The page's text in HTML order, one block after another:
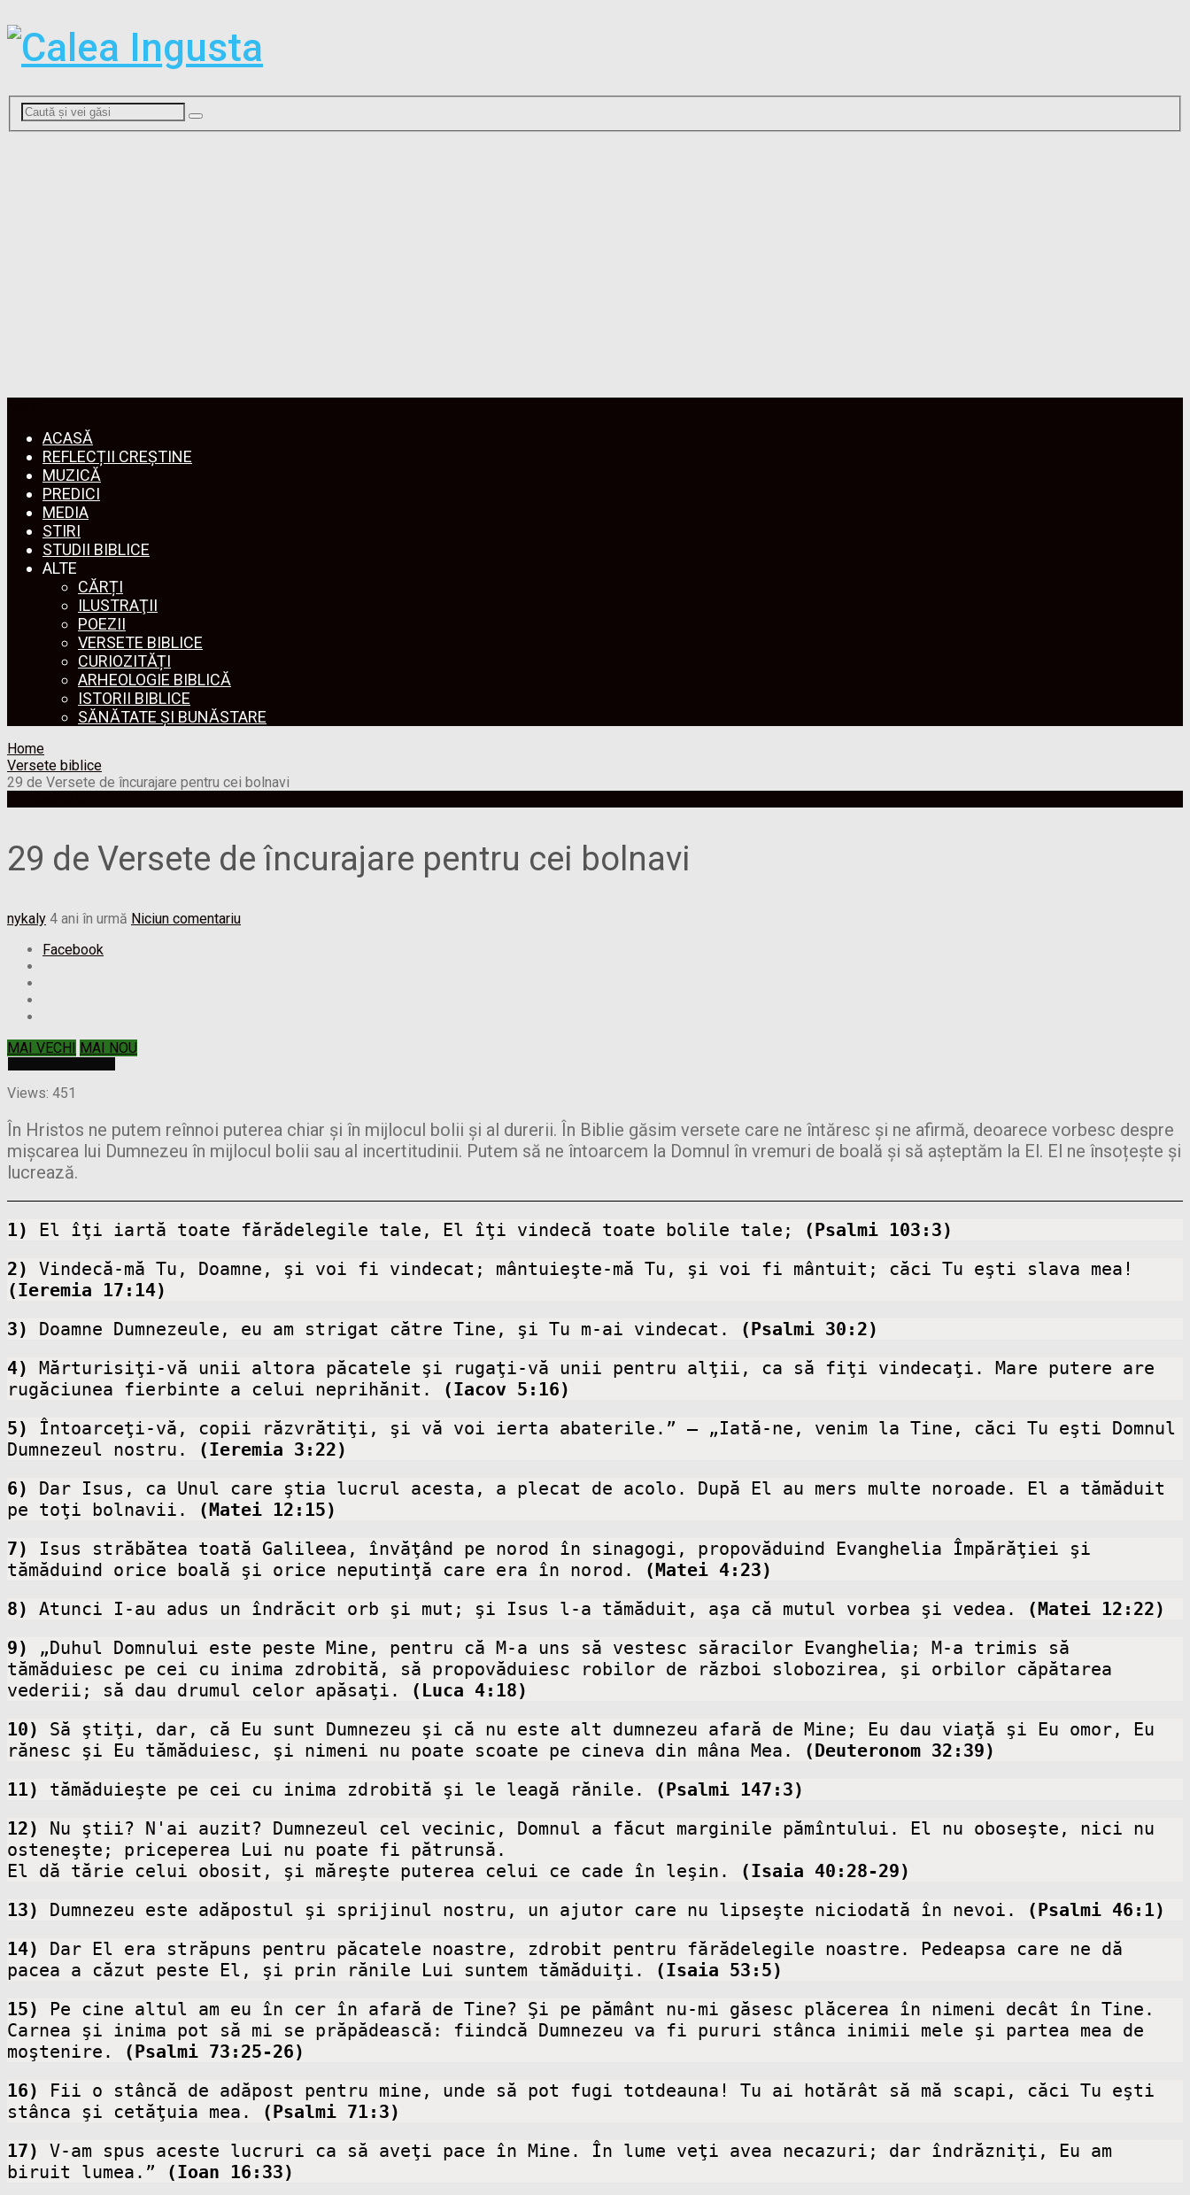
ACASĂ
REFLECȚII CREȘTINE
MUZICĂ
PREDICI
MEDIA
STIRI
STUDII BIBLICE
ALTE
CĂRȚI
ILUSTRAŢII
POEZII
VERSETE BIBLICE
CURIOZITĂȚI
ARHEOLOGIE BIBLICĂ
ISTORII BIBLICE
SĂNĂTATE ȘI BUNĂSTARE
Home
Versete biblice
29 de Versete de încurajare pentru cei bolnavi
29 de Versete de încurajare pentru cei bolnavi
nykaly 4 ani în urmă Niciun comentariu
Facebook
MAI VECHI MAI NOU
Views: 451
În Hristos ne putem reînnoi puterea chiar și în mijlocul bolii și al durerii. În Biblie găsim versete care ne întăresc și ne afirmă, deoarece vorbesc despre
mișcarea lui Dumnezeu în mijlocul bolii sau al incertitudinii. Putem să ne întoarcem la Domnul în vremuri de boală și să așteptăm la El. El ne însoțește și
lucrează.
1) El îţi iartă toate fărădelegile tale, El îţi vindecă toate bolile tale;
(Psalmi 103:3)
2)
(Ieremia 17:14)
3)
Doamne Dumnezeule, eu am strigat către Tine, şi Tu m-ai vindecat.
(Psalmi 30:2)
4)
Mărturisiţi-vă unii altora păcatele şi rugaţi-vă unii pentru alţii, ca să fiţi vindecaţi. Mare putere are
rugăciunea fierbinte a celui neprihănit.
(Iacov 5:16)
5)
Întoarceţi-vă, copii răzvrătiţi, şi vă voi ierta abaterile.” – „Iată-ne, venim la Tine, căci Tu eşti Domnul
Dumnezeul nostru.
(Ieremia 3:22)
6)
Dar Isus, ca Unul care ştia lucrul acesta, a plecat de acolo. După El au mers multe noroade. El a tămăduit
pe toţi bolnavii.
(Matei 12:15)
7)
Isus străbătea toată Galileea, învăţând pe norod în sinagogi, propovăduind Evanghelia Împărăţiei şi
tămăduind orice boală şi orice neputinţă care era în norod.
(Matei 4:23)
8)
Atunci I-au adus un îndrăcit orb şi mut; şi Isus l-a tămăduit, aşa că mutul vorbea şi vedea.
(Matei 12:22)
9)
„Duhul Domnului este peste Mine, pentru că M-a uns să vestesc săracilor Evanghelia; M-a trimis să
tămăduiesc pe cei cu inima zdrobită, să propovăduiesc robilor de război slobozirea, şi orbilor căpătarea
vederii; să dau drumul celor apăsaţi.
(Luca 4:18)
10)
Să ştiţi, dar, că Eu sunt Dumnezeu şi că nu este alt dumnezeu afară de Mine; Eu dau viaţă şi Eu omor, Eu
rănesc şi Eu tămăduiesc, şi nimeni nu poate scoate pe cineva din mâna Mea.
(Deuteronom 32:39)
11)
tămăduieşte pe cei cu inima zdrobită şi le leagă rănile.
(Psalmi 147:3)
12)
Nu ştii? N'ai auzit? Dumnezeul cel vecinic, Domnul a făcut marginile pămîntului. El nu oboseşte, nici nu
osteneşte; priceperea Lui nu poate fi pătrunsă.
El dă tărie celui obosit, şi măreşte puterea celui ce cade în leşin.
(Isaia 40:28-29)
13)
Dumnezeu este adăpostul şi sprijinul nostru, un ajutor care nu lipseşte niciodată în nevoi.
(Psalmi 46:1)
14)
Dar El era străpuns pentru păcatele noastre, zdrobit pentru fărădelegile noastre. Pedeapsa care ne dă
pacea a căzut peste El, şi prin rănile Lui suntem tămăduiţi.
(Isaia 53:5)
15)
Pe cine altul am eu în cer în afară de Tine? Şi pe pământ nu-mi găsesc plăcerea în nimeni decât în Tine.
Carnea şi inima pot să mi se prăpădească: fiindcă Dumnezeu va fi pururi stânca inimii mele şi partea mea de
moştenire.
(Psalmi 73:25-26)
16)
Fii o stâncă de adăpost pentru mine, unde să pot fugi totdeauna! Tu ai hotărât să mă scapi, căci Tu eşti
stânca şi cetăţuia mea.
(Psalmi 71:3)
17)
V-am spus aceste lucruri ca să aveţi pace în Mine. În lume veţi avea necazuri; dar îndrăzniţi, Eu am
biruit lumea.”
(Ioan 16:33)